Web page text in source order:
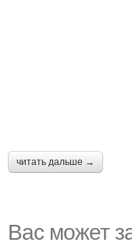
читать дальше →
Вас может